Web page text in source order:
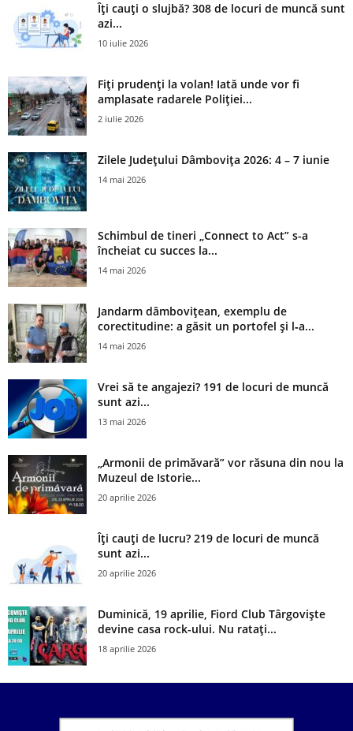
Îți cauți o slujbă? 308 de locuri de muncă sunt
azi...
10 iulie 2026
Fiți prudenți la volan! Iată unde vor fi
amplasate radarele Poliției...
2 iulie 2026
Zilele Județului Dâmbovița 2026: 4 – 7 iunie
14 mai 2026
Schimbul de tineri „Connect to Act” s-a
încheiat cu succes la...
14 mai 2026
Jandarm dâmbovițean, exemplu de
corectitudine: a găsit un portofel și l‑a...
14 mai 2026
Vrei să te angajezi? 191 de locuri de muncă
sunt azi...
13 mai 2026
„Armonii de primăvară” vor răsuna din nou la
Muzeul de Istorie...
20 aprilie 2026
Îți cauți de lucru? 219 de locuri de muncă
sunt azi...
20 aprilie 2026
Duminică, 19 aprilie, Fiord Club Târgoviște
devine casa rock-ului. Nu ratați...
18 aprilie 2026